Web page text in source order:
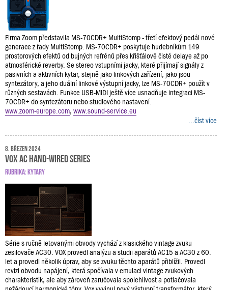
Firma Zoom představila MS-70CDR+ MultiStomp - třetí efektový pedál nové
generace z řady MultiStomp. MS-70CDR+ poskytuje hudebníkům 149
prostorových efektů od bujných refrénů přes křišťálově čisté delaye až po
atmosférické reverby. Se stereo vstupními jacky, které přijímají signály z
pasivních a aktivních kytar, stejně jako linkových zařízení, jako jsou
syntezátory, a jeho duální linkové výstupní jacky, lze MS-70CDR+ použít v
různých sestavách. Funkce USB-MIDI ještě více usnadňuje integraci MS-
70CDR+ do syntezátoru nebo studiového nastavení.
www.zoom-europe.com, www.sound-service.eu
...číst více
8. březen 2024
VOX AC Hand-Wired Series
RUBRIKA:KYTARY
Série s ručně letovanými obvody vychází z klasického vintage zvuku
zesilovače AC30. VOX provedl analýzu a studii aparátů AC15 a AC30 z 60.
let a provedl několik úprav, aby se zvuku těchto aparátů přiblížil. Provedl
revizi obvodu napájení, která spočívala v emulaci vintage zvukových
charakteristik, ale aby zároveň zaručovala spolehlivost a potlačovala